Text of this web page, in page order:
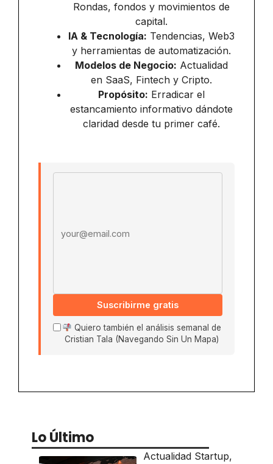
Rondas, fondos y movimientos de
capital.
IA & Tecnología: Tendencias, Web3
y herramientas de automatización.
Modelos de Negocio: Actualidad
en SaaS, Fintech y Cripto.
Propósito: Erradicar el
estancamiento informativo dándote
claridad desde tu primer café.
Suscribirme gratis
Quiero también el análisis semanal de
Cristian Tala (Navegando Sin Un Mapa)
Lo Último
Actualidad Startup,